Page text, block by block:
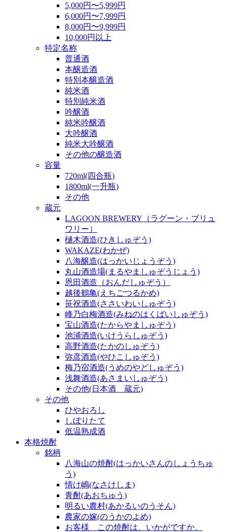
5,000円〜5,999円
6,000円〜7,999円
8,000円〜9,999円
10,000円以上
特定名称
普通酒
本醸造酒
特別本醸造酒
純米酒
特別純米酒
吟醸酒
純米吟醸酒
大吟醸酒
純米大吟醸酒
その他の醸造酒
容量
720ml(四合瓶)
1800ml(一升瓶)
その他
蔵元
LAGOON BREWERY（ラグーン・ブリュ
ワリー）
樋木酒造(ひきしゅぞう)
WAKAZE(わかぜ)
八海醸造(はっかいじょうぞう)
丸山酒造場(まるやましゅぞうじょう)
恩田酒造（おんだしゅぞう）
越後鶴亀(えちごつるかめ)
笹祝酒造(ささいわいしゅぞう)
峰乃白梅酒造(みねのはくばいしゅぞう)
宝山酒造(たからやましゅぞう)
池浦酒造(いけうらしゅぞう)
高野酒造(たかのしゅぞう)
弥彦酒造(やひこしゅぞう)
梅乃宿酒造(うめのやどしゅぞう)
浅舞酒造(あさまいしゅぞう)
その他(日本酒 蔵元)
その他
ひやおろし
しぼりたて
低温熟成酒
本格焼酎
銘柄
八海山の焼酎(はっかいさんのしょうちゅ
う)
情け嶋(なさけしま)
青酎(あおちゅう)
明るい農村(あかるいのうそん)
農家の嫁(のうかのよめ)
お客様 この焼酎は、いかがですか。